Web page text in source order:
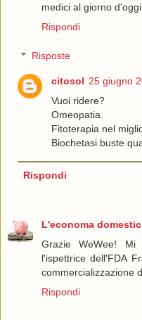
medici al giorno
Rispondi
Risposte
citosol 25 giugno
Vuoi ridere?
Omeopatia.
Fitoterapia nel
Biochetasi buste
Rispondi
L'economa
Grazie WeWee!
l'ispettrice dell'FDA
commercializzazione
Rispondi